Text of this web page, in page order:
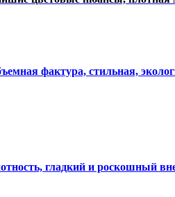
фактура, стильная,
гладкий и роскошный